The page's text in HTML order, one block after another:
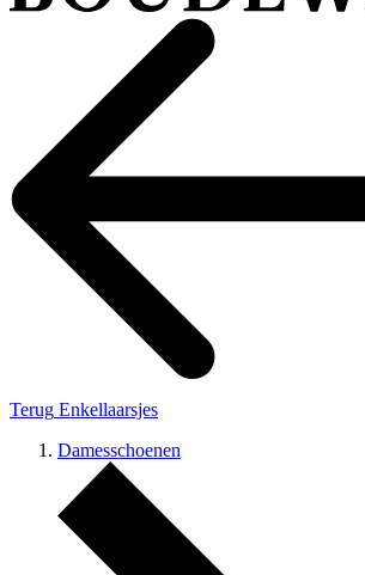
Terug Enkellaarsjes
Damesschoenen